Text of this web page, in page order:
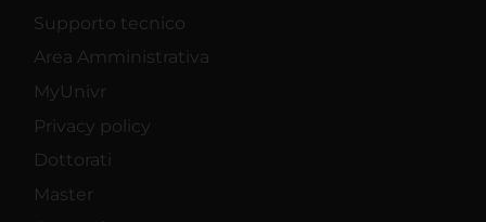
Supporto tecnico
Area Amministrativa
MyUnivr
Privacy policy
Dottorati
Master